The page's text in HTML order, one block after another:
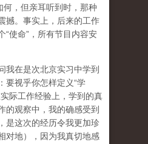
何，但亲耳听到时，那种
撼。事实上，后来的工作
“使命”，所有节目内容安
我在是次北京实习中学到
要视乎你怎样定义“学
际工作经验上，学到的真
的观察中，我的确感受到
是这次的经历令我更加珍
对地），因为我真切地感